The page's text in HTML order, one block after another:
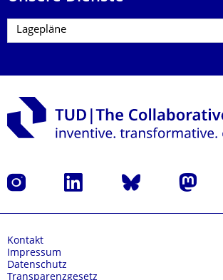
Instagram LinkedIn Bluesky Mastodon
Kontakt
Impressum
Datenschutz
Transparenzgesetz